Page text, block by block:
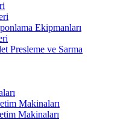
Ekipmanları
Presleme ve Sarma
Makinaları
Makinaları